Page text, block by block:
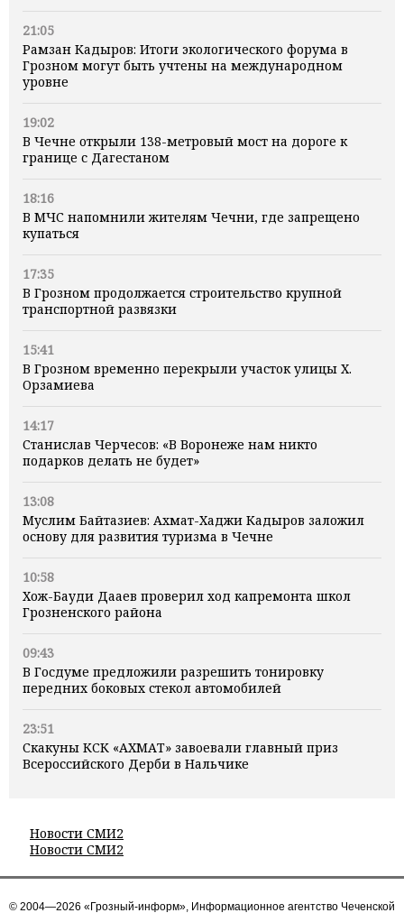
21:05
Рамзан Кадыров: Итоги экологического форума в
Грозном могут быть учтены на международном
уровне
19:02
В Чечне открыли 138-метровый мост на дороге к
границе с Дагестаном
18:16
В МЧС напомнили жителям Чечни, где запрещено
купаться
17:35
В Грозном продолжается строительство крупной
транспортной развязки
15:41
В Грозном временно перекрыли участок улицы Х.
Орзамиева
14:17
Станислав Черчесов: «В Воронеже нам никто
подарков делать не будет»
13:08
Муслим Байтазиев: Ахмат-Хаджи Кадыров заложил
основу для развития туризма в Чечне
10:58
Хож-Бауди Дааев проверил ход капремонта школ
Грозненского района
09:43
В Госдуме предложили разрешить тонировку
передних боковых стекол автомобилей
23:51
Скакуны КСК «АХМАТ» завоевали главный приз
Всероссийского Дерби в Нальчике
Новости СМИ2
Новости СМИ2
© 2004—2026 «Грозный-информ», Информационное агентство Чеченской